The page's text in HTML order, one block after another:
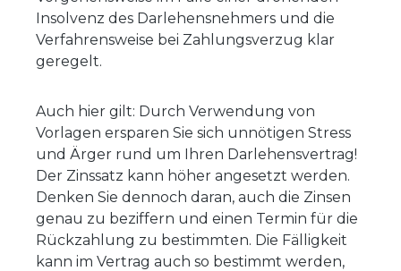
Insolvenz des Darlehensnehmers und die
Verfahrensweise bei Zahlungsverzug klar
geregelt.
Auch hier gilt: Durch Verwendung von
Vorlagen ersparen Sie sich unnötigen Stress
und Ärger rund um Ihren Darlehensvertrag!
Der Zinssatz kann höher angesetzt werden.
Denken Sie dennoch daran, auch die Zinsen
genau zu beziffern und einen Termin für die
Rückzahlung zu bestimmten. Die Fälligkeit
kann im Vertrag auch so bestimmt werden,